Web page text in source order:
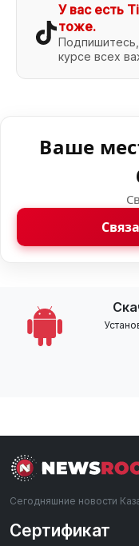
У вас есть
тоже.
курсе всех
Ваше
Сегодняшние новости
Сертификат